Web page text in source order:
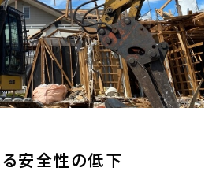
安全性の低下